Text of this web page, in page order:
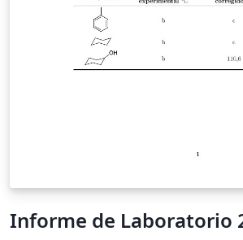
Informe de Laboratorio